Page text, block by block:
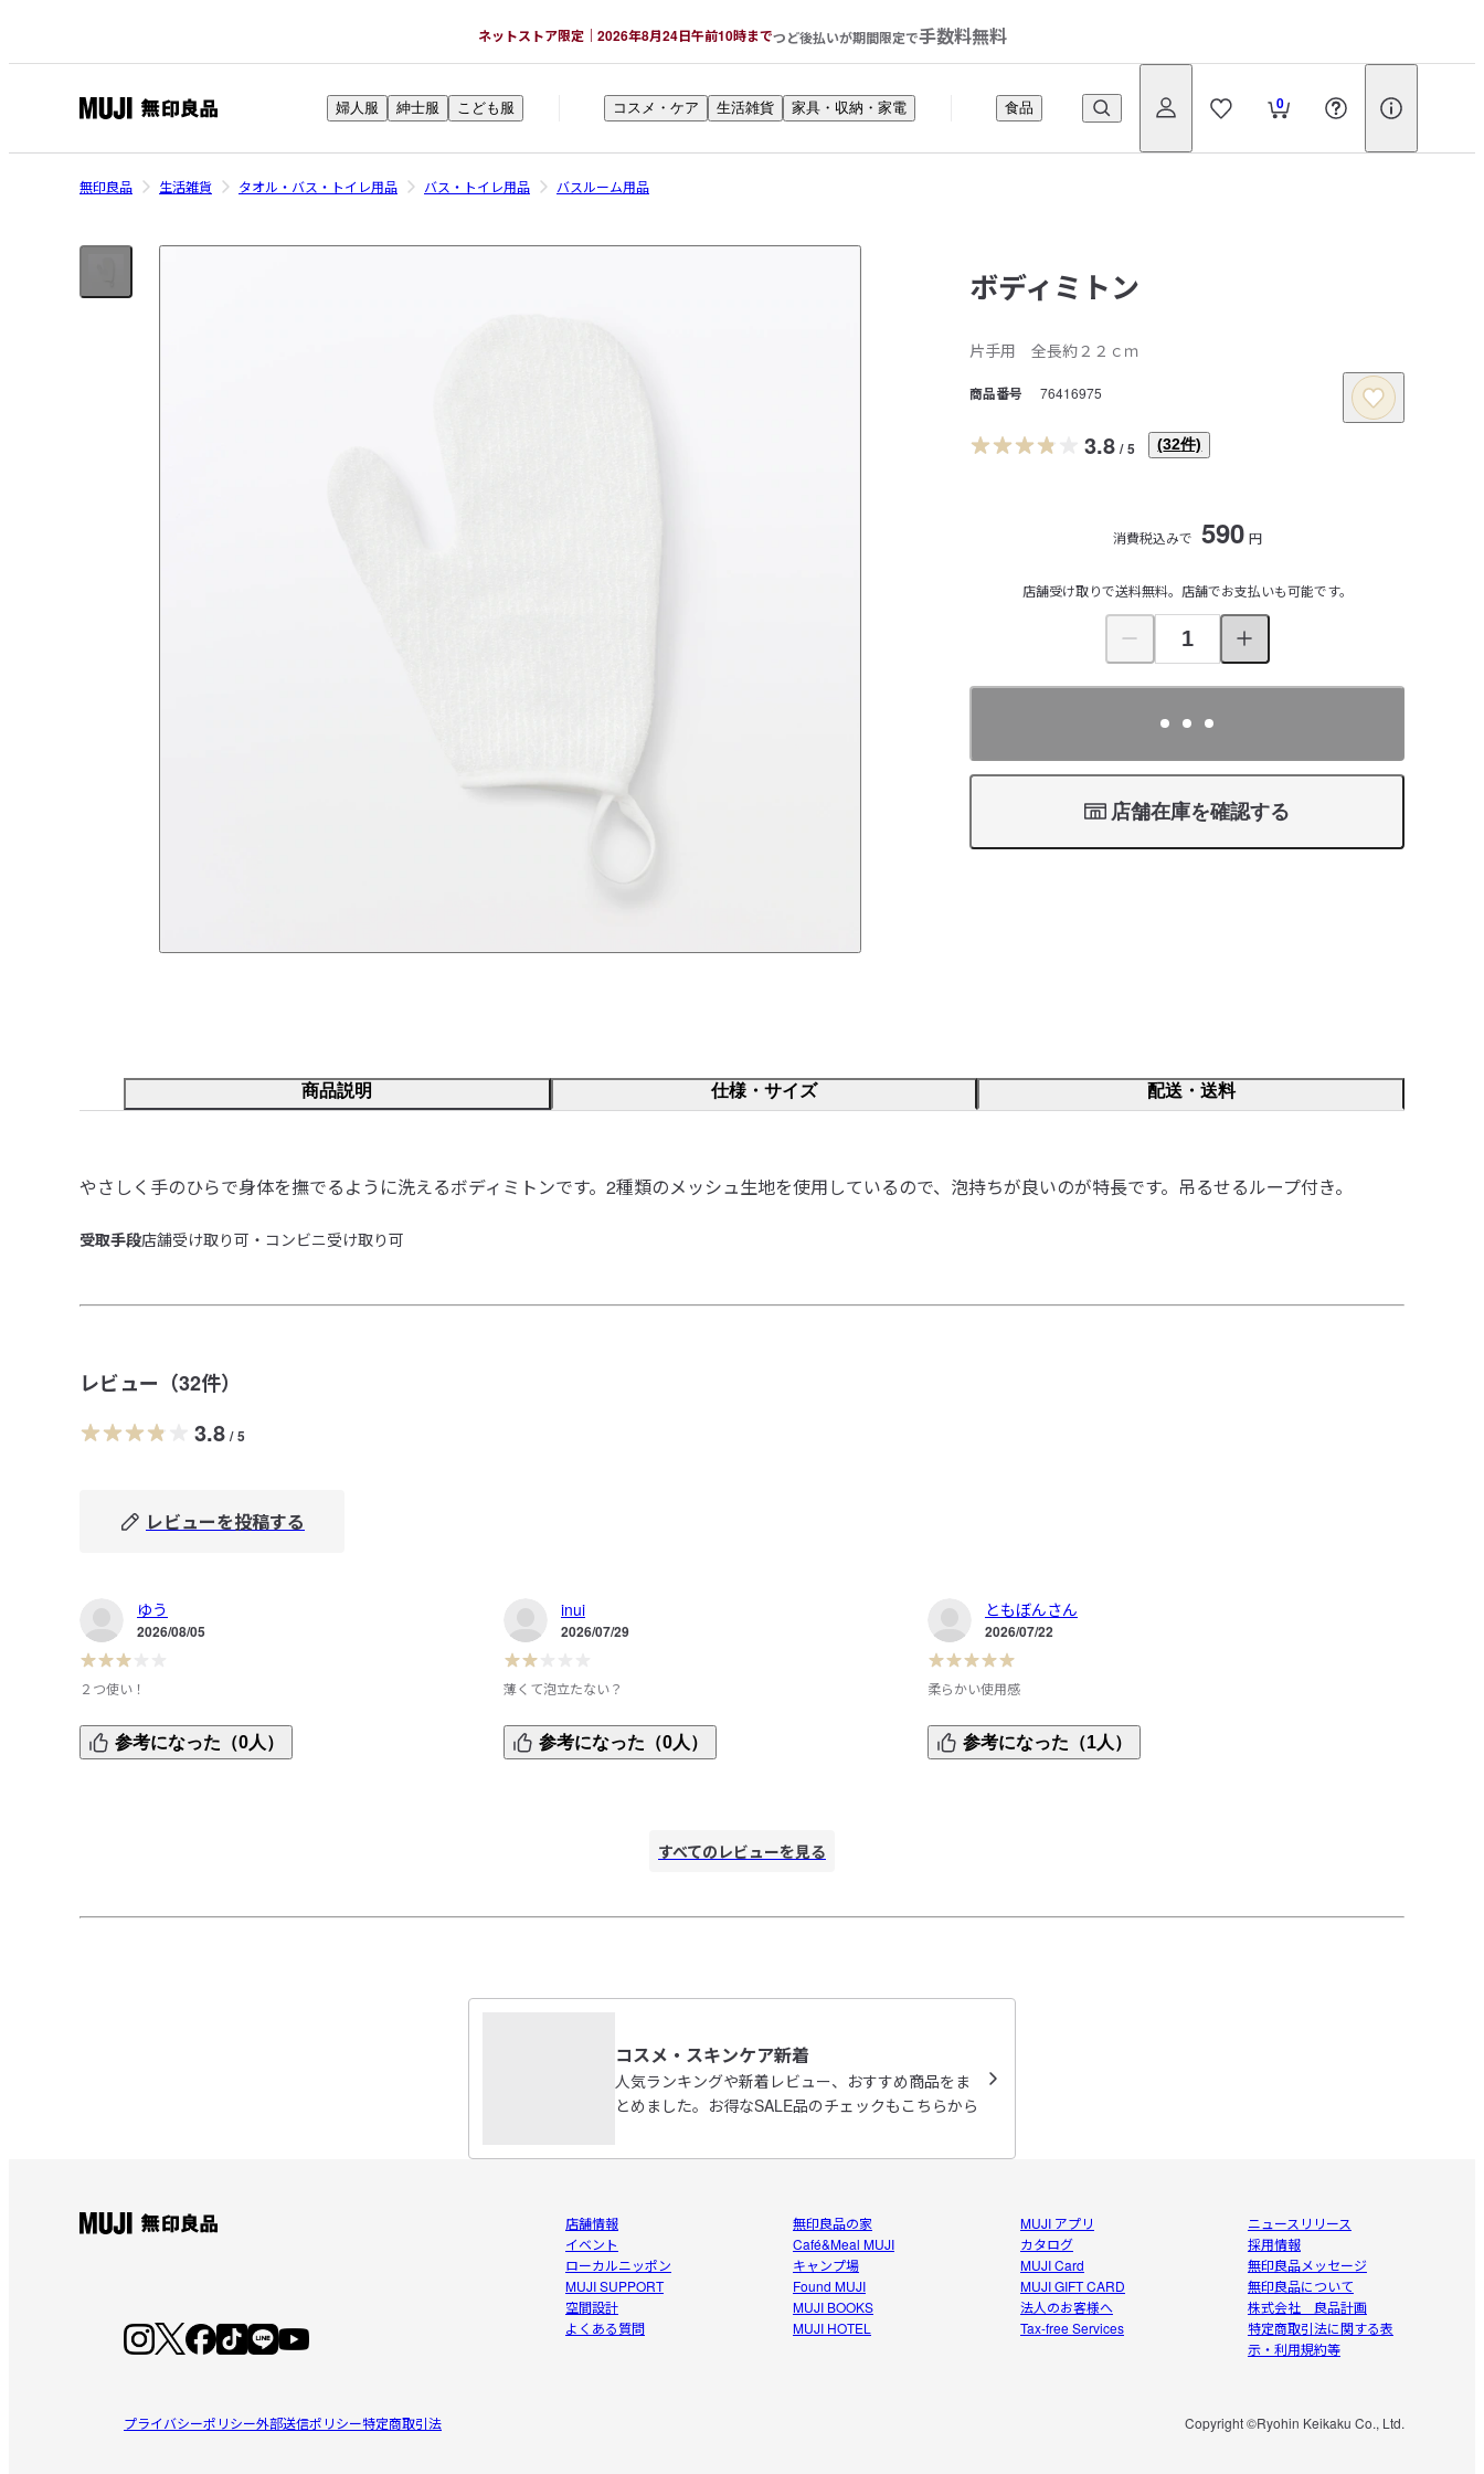
ネットストア限定｜2026年8月24日午前10時までつど後払いが期間限定で手数料無料
印
良
ネ
ト
0
婦人服 紳士服 こども服 コスメ・ケア 生活雑貨 家具・収納・家電 食品
無印良品 生活雑貨 タオル・バス・トイレ用品 バス・トイレ用品 バスルーム用品
ボディミトン
片手用 全長約２２ｃｍ
商品番号 76416975
3.8 / 5 (32件)
消費税込みで 590 円
店舗受け取りで送料無料。店舗でお支払いも可能です。
店舗在庫を確認する
商品説明 仕様・サイズ 配送・送料
やさしく手のひらで身体を撫でるように洗えるボディミトンです。2種類のメッシュ生地を使用しているので、泡持ちが良いのが特長です。吊るせるループ付き。
受取手段店舗受け取り可・コンビニ受け取り可
レビュー（32件）
3.8 / 5
レビューを投稿する
ゆう
2026/08/05
２つ使い！
２枚買って両手につけて洗う。
手で洗うよりはいい感じ。
参考になった（0人）
inui
2026/07/29
薄くて泡立たない？
女性の手には大きくて、クルクル回ってしまうので、周りを
手縫いで縫ってひとまわり小さくしました。
ンジのようにして使用してます。
参考になった（0人）
ともぼんさん
2026/07/22
柔らかい使用感
両親それぞれに購入しました。
使用感がソフトで洗いやすいと気に入って使っています。
参考になった（1人）
すべてのレビューを見る
コスメ・スキンケア新着
人気ランキングや新着レビュー、おすすめ商品をま
とめました。お得なSALE品のチェックもこちらから
店舗情報
イベント
ローカルニッポン
MUJI SUPPORT
空間設計
よくある質問
無印良品の家
Café&Meal MUJI
キャンプ場
Found MUJI
MUJI BOOKS
MUJI HOTEL
MUJI アプリ
カタログ
MUJI Card
MUJI GIFT CARD
法人のお客様へ
Tax-free Services
ニュースリリース
採用情報
無印良品メッセージ
無印良品について
株式会社 良品計画
特定商取引法に関する表
示・利用規約等
プライバシーポリシー外部送信ポリシー特定商取引法 Copyright ©Ryohin Keikaku Co., Ltd.